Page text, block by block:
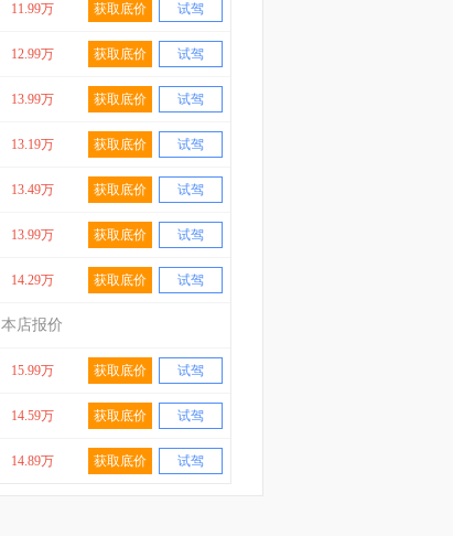
11.99万 获取底价 试驾
12.99万 获取底价 试驾
13.99万 获取底价 试驾
13.19万 获取底价 试驾
13.49万 获取底价 试驾
13.99万 获取底价 试驾
14.29万 获取底价 试驾
本店报价
15.99万 获取底价 试驾
14.59万 获取底价 试驾
14.89万 获取底价 试驾